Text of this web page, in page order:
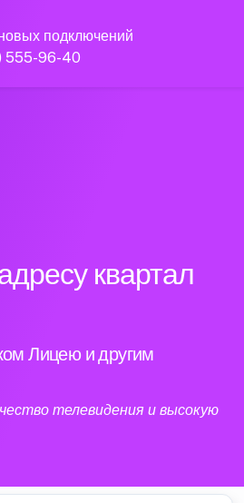
подключений
555-96-40
квартал
Лицею и другим
телевидения и высокую